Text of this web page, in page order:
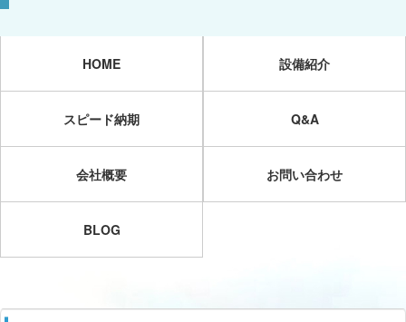
HOME 設備紹介
スピード納期 Q&A
会社概要 お問い合わせ
BLOG